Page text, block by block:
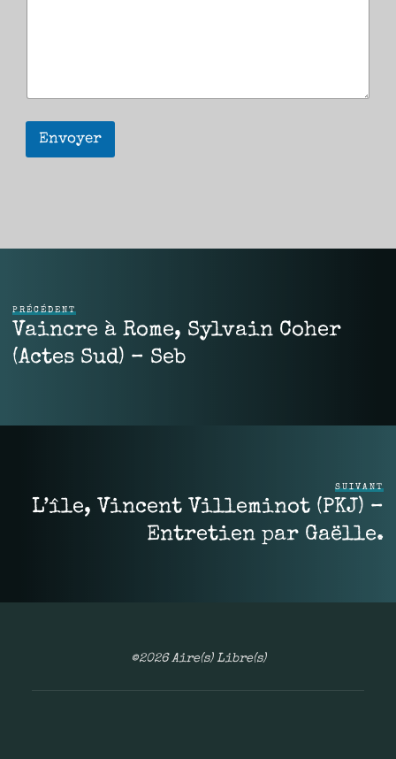
Envoyer
PRÉCÉDENT
Vaincre à Rome, Sylvain Coher
(Actes Sud) – Seb
SUIVANT
L’île, Vincent Villeminot (PKJ) –
Entretien par Gaëlle.
©2026 Aire(s) Libre(s)